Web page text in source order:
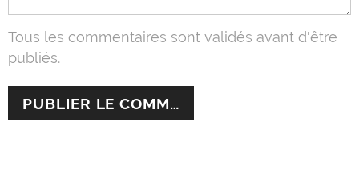
Tous les commentaires sont validés avant d'être
publiés.